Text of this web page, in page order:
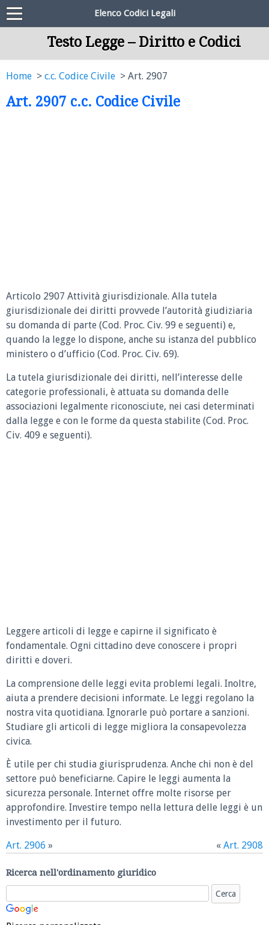
Elenco Codici Legali
Testo Legge – Diritto e Codici
Home c.c. Codice Civile Art. 2907
Art. 2907 c.c. Codice Civile
Articolo 2907 Attività giurisdizionale. Alla tutela
giurisdizionale dei diritti provvede l’autorità giudiziaria
su domanda di parte (Cod. Proc. Civ. 99 e seguenti) e,
quando la legge lo dispone, anche su istanza del pubblico
ministero o d’ufficio (Cod. Proc. Civ. 69).
La tutela giurisdizionale dei diritti, nell’interesse delle
categorie professionali, è attuata su domanda delle
associazioni legalmente riconosciute, nei casi determinati
dalla legge e con le forme da questa stabilite (Cod. Proc.
Civ. 409 e seguenti).
Leggere articoli di legge e capirne il significato è
fondamentale. Ogni cittadino deve conoscere i propri
diritti e doveri.
La comprensione delle leggi evita problemi legali. Inoltre,
aiuta a prendere decisioni informate. Le leggi regolano la
nostra vita quotidiana. Ignorarle può portare a sanzioni.
Studiare gli articoli di legge migliora la consapevolezza
civica.
È utile per chi studia giurisprudenza. Anche chi non è del
settore può beneficiarne. Capire le leggi aumenta la
sicurezza personale. Internet offre molte risorse per
approfondire. Investire tempo nella lettura delle leggi è un
investimento per il futuro.
Art. 2906 » « Art. 2908
Ricerca nell'ordinamento giuridico